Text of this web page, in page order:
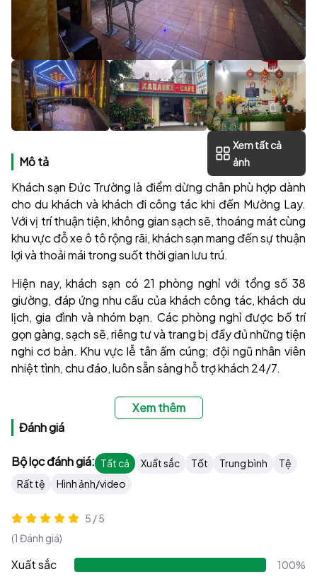
Xem tất cả
ảnh
Mô tả
Khách sạn Đức Trường là điểm dừng chân phù hợp dành
cho du khách và khách đi công tác khi đến Mường Lay.
Với vị trí thuận tiện, không gian sạch sẽ, thoáng mát cùng
khu vực đỗ xe ô tô rộng rãi, khách sạn mang đến sự thuận
lợi và thoải mái trong suốt thời gian lưu trú.
Hiện nay, khách sạn có 21 phòng nghỉ với tổng số 38
giường, đáp ứng nhu cầu của khách công tác, khách du
lịch, gia đình và nhóm bạn. Các phòng nghỉ được bố trí
gọn gàng, sạch sẽ, riêng tư và trang bị đầy đủ những tiện
nghi cơ bản. Khu vực lễ tân ấm cúng; đội ngũ nhân viên
nhiệt tình, chu đáo, luôn sẵn sàng hỗ trợ khách 24/7.
Bên cạnh dịch vụ lưu trú, Khách sạn Đức Trường còn có
các phòng hát karaoke được đầu tư thiết bị bảo đảm
chất lượng, phục vụ nhu cầu vui chơi, giải trí của du khách.
tốt, cùng phong cách phục vụ tận tình, chu đáo, hứa hẹn
mang đến cho khách hàng những giây phút thư giãn và
Giá phòng chỉ từ 300.000 đồng/đêm, phù hợp với nhiều
nhu cầu lưu trú mà vẫn bảo đảm chất lượng dịch vụ. Với
phương châm “Sự hài lòng của khách hàng là ưu tiên
Xem thêm
Đánh giá
Bộ lọc đánh giá: Tất cả Xuất sắc Tốt Trung bình
Tệ
Rất tệ
Hình ảnh/video
5 / 5
(1 Đánh giá)
Xuất sắc 100%